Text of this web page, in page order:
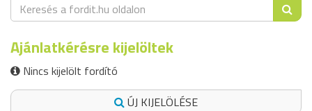
Ajánlatkérésre kijelöltek
Nincs kijelölt fordító
ÚJ KIJELÖLÉSE